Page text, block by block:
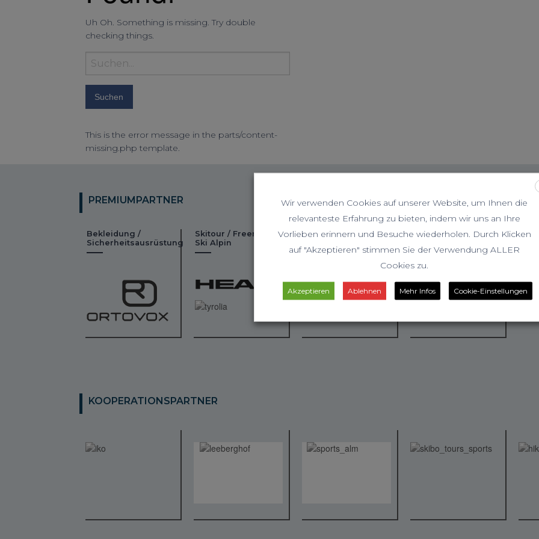
Uh Oh. Something is missing. Try double
checking things.
Suchbegriff
eingeben:
This is the error message in the parts/content-
missing.php template.
PREMIUMPARTNER
Bekleidung /
Sicherheitsausrüstung
Skitour / Freeride /
Ski Alpin
Schuhe / Wandern
Klettern
KOOPERATIONSPARTNER
Wir verwenden Cookies auf unserer Website, um Ihnen die
relevanteste Erfahrung zu bieten, indem wir uns an Ihre
Vorlieben erinnern und Besuche wiederholen. Durch Klicken
auf "Akzeptieren" stimmen Sie der Verwendung ALLER
Cookies zu.
Akzeptieren Ablehnen Mehr Infos Cookie-Einstellungen